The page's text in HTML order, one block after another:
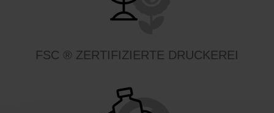
FSC ® ZERTIFIZIERTE DRUCKEREI